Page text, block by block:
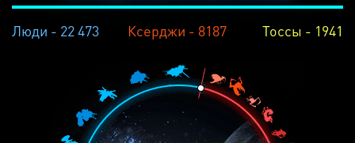
Люди - 22 473 Ксерджи - 8187 Тоссы - 1941